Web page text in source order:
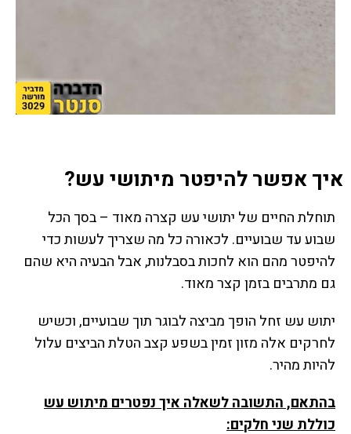
איך אפשר להיפטר מיתושי עש?
תוחלת החיים של יתושי עש קצרה מאוד – בסך הכל
שבוע עד שבועיים. לכאורה כל מה שצריך לעשות כדי
להיפטר מהם הוא לחכות בסבלנות, אבל הבעיה היא שהם
גם מתרבים בזמן קצר מאוד.
יתוש עש זחל הופך מביצה לבוגר תוך שבועיים, וכשיש
לחרקים אלה מזון זמין בשפע קצב הטלת הביצים עלול
להיות מהיר.
בהתאם, התשובה לשאלה איך נפטרים מיתוש עש
כוללת שני חלקים: